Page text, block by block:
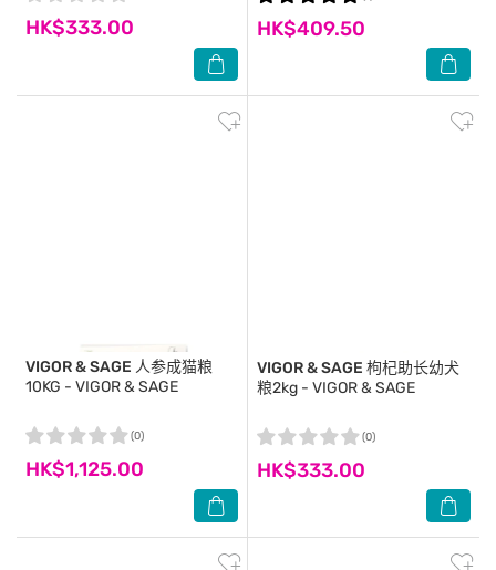
HK$333.00 HK$409.50
VIGOR & SAGE 人参成猫粮
10KG - VIGOR & SAGE
HK$1,125.00
(0)
VIGOR & SAGE 枸杞助长幼犬
粮2kg - VIGOR & SAGE
HK$333.00
(0)